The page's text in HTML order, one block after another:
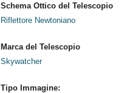
Schema Ottico del Telescopio
Riflettore Newtoniano
Marca del Telescopio
Skywatcher
Tipo Immagine: